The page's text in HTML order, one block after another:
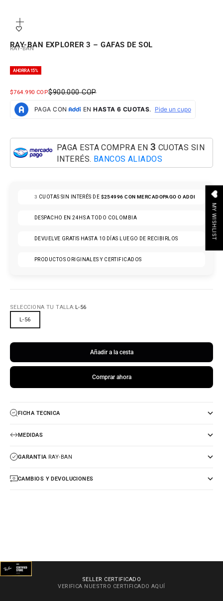
RAY-BAN EXPLORER 3 – GAFAS DE SOL
RAY-BAN
AHORRA 15%
PRECIO DE OFERTA
$764.990 COPPRECIO NORMAL
$900.000 COP
PAGA ESTA COMPRA EN 3 CUOTAS SIN
INTERÉS. BANCOS ALIADOS
3 CUOTAS SIN INTERÉS DE $254996CON MERCADOPAGO O ADDI
DESPACHO EN 24HS A TODO COLOMBIA
DEVUELVE GRATIS HASTA 10 DÍAS LUEGO DE RECIBIRLOS
PRODUCTOS ORIGINALES Y CERTIFICADOS
SELECCIONA TU TALLA: L-56
L-56
Añadir a la cesta
Comprar ahora
FICHA TECNICA
MEDIDAS
GARANTIARAY-BAN
CAMBIOS Y DEVOLUCIONES
SELLER CERTIFICADO
VERIFICA NUESTRO CERTIFICADO AQUÍ
MY WISHLIST